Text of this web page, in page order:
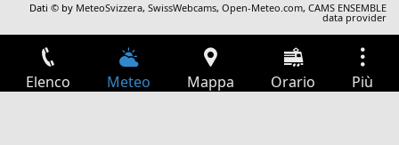
Dati © by MeteoSvizzera,SwissWebcams,Open-Meteo.com,CAMS ENSEMBLE
data provider
Elenco Meteo Mappa Orario Più